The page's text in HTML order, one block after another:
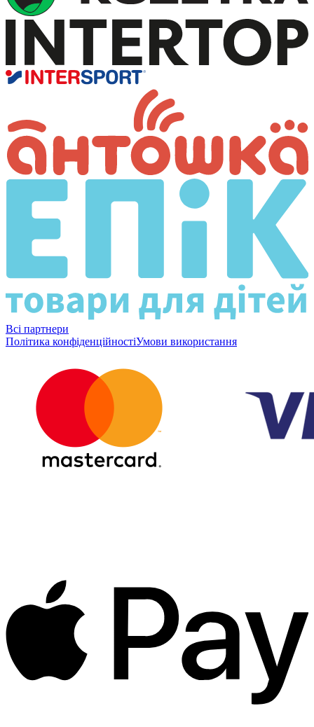
Всі партнери
Політика конфіденційностіУмови використання